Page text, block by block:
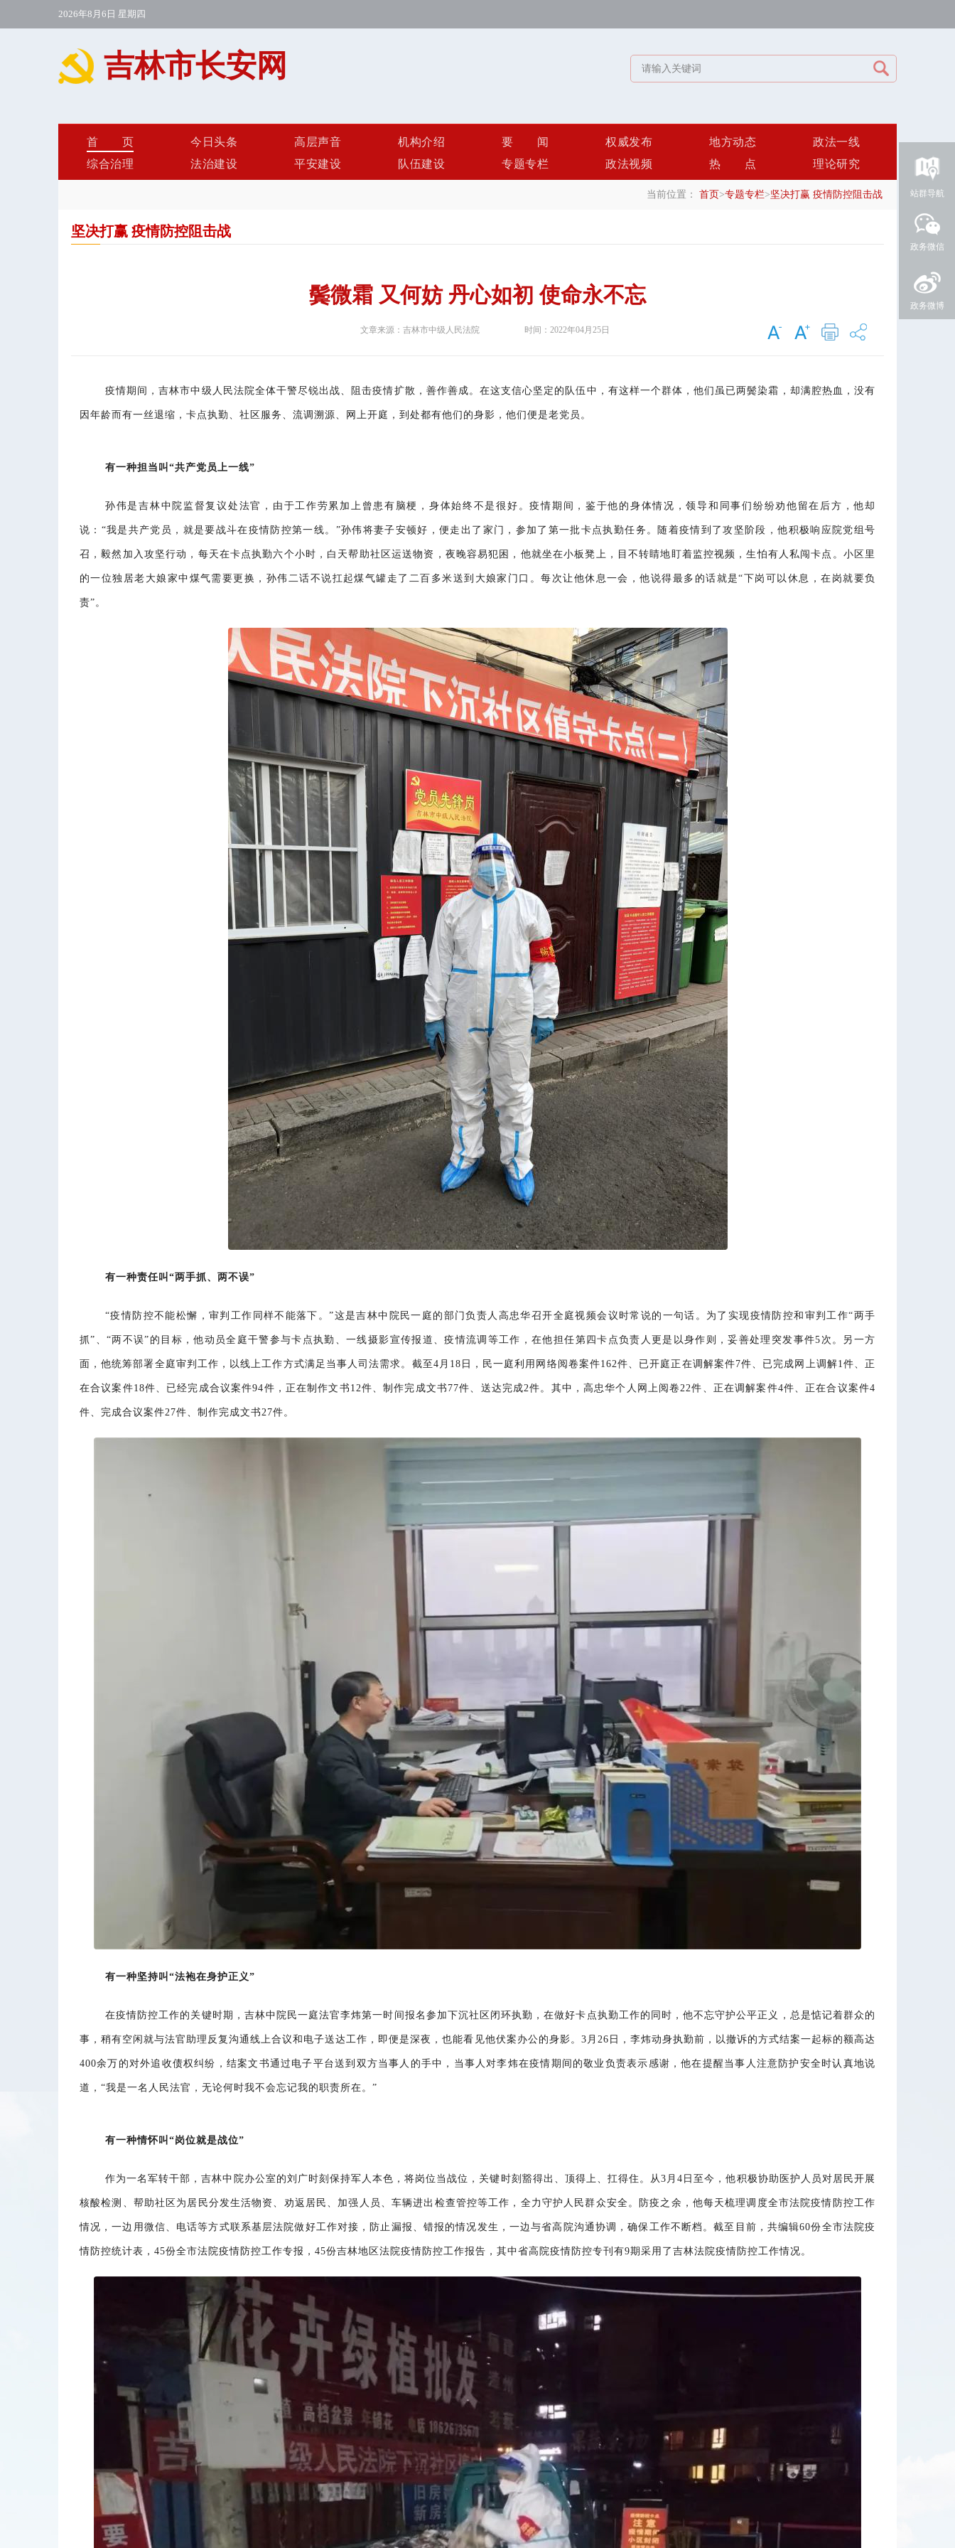
2026年8月6日 星期四
吉林市长安网
首页 今日头条 高层声音 机构介绍 要闻 权威发布 地方动态
政法一线
综合治理
法治建设 平安建设 队伍建设 专题专栏 政法视频 热点 理论研究
当前位置： 首页>专题专栏>坚决打赢 疫情防控阻击战
坚决打赢 疫情防控阻击战
鬓微霜 又何妨 丹心如初 使命永不忘
文章来源： 吉林市中级人民法院 时间： 2022年04月25日
疫情期间，吉林市中级人民法院全体干警尽锐出战、阻击疫情扩散，善作善成。在这支信心坚定的队伍中，有这样一个群体，他们虽已两鬓染霜，却满腔热血，没有
因年龄而有一丝退缩，卡点执勤、社区服务、流调溯源、网上开庭，到处都有他们的身影，他们便是老党员。
有一种担当叫“共产党员上一线”
孙伟是吉林中院监督复议处法官，由于工作劳累加上曾患有脑梗，身体始终不是很好。疫情期间，鉴于他的身体情况，领导和同事们纷纷劝他留在后方，他却
说：“我是共产党员，就是要战斗在疫情防控第一线。”孙伟将妻子安顿好，便走出了家门，参加了第一批卡点执勤任务。随着疫情到了攻坚阶段，他积极响应院党组号
召，毅然加入攻坚行动，每天在卡点执勤六个小时，白天帮助社区运送物资，夜晚容易犯困，他就坐在小板凳上，目不转睛地盯着监控视频，生怕有人私闯卡点。小区里
的一位独居老大娘家中煤气需要更换，孙伟二话不说扛起煤气罐走了二百多米送到大娘家门口。每次让他休息一会，他说得最多的话就是“下岗可以休息，在岗就要负
责”。
有一种责任叫“两手抓、两不误”
“疫情防控不能松懈，审判工作同样不能落下。”这是吉林中院民一庭的部门负责人高忠华召开全庭视频会议时常说的一句话。为了实现疫情防控和审判工作“两手
抓”、“两不误”的目标，他动员全庭干警参与卡点执勤、一线摄影宣传报道、疫情流调等工作，在他担任第四卡点负责人更是以身作则，妥善处理突发事件5次。另一方
面，他统筹部署全庭审判工作，以线上工作方式满足当事人司法需求。截至4月18日，民一庭利用网络阅卷案件162件、已开庭正在调解案件7件、已完成网上调解1件、正
在合议案件18件、已经完成合议案件94件，正在制作文书12件、制作完成文书77件、送达完成2件。其中，高忠华个人网上阅卷22件、正在调解案件4件、正在合议案件4
件、完成合议案件27件、制作完成文书27件。
有一种坚持叫“法袍在身护正义”
在疫情防控工作的关键时期，吉林中院民一庭法官李炜第一时间报名参加下沉社区闭环执勤，在做好卡点执勤工作的同时，他不忘守护公平正义，总是惦记着群众的
事，稍有空闲就与法官助理反复沟通线上合议和电子送达工作，即便是深夜，也能看见他伏案办公的身影。3月26日，李炜动身执勤前，以撤诉的方式结案一起标的额高达
400余万的对外追收债权纠纷，结案文书通过电子平台送到双方当事人的手中，当事人对李炜在疫情期间的敬业负责表示感谢，他在提醒当事人注意防护安全时认真地说
道，“我是一名人民法官，无论何时我不会忘记我的职责所在。”
有一种情怀叫“岗位就是战位”
作为一名军转干部，吉林中院办公室的刘广时刻保持军人本色，将岗位当战位，关键时刻豁得出、顶得上、扛得住。从3月4日至今，他积极协助医护人员对居民开展
核酸检测、帮助社区为居民分发生活物资、劝返居民、加强人员、车辆进出检查管控等工作，全力守护人民群众安全。防疫之余，他每天梳理调度全市法院疫情防控工作
情况，一边用微信、电话等方式联系基层法院做好工作对接，防止漏报、错报的情况发生，一边与省高院沟通协调，确保工作不断档。截至目前，共编辑60份全市法院疫
情防控统计表，45份全市法院疫情防控工作专报，45份吉林地区法院疫情防控工作报告，其中省高院疫情防控专刊有9期采用了吉林法院疫情防控工作情况。
站群导航
政务微信
政务微博